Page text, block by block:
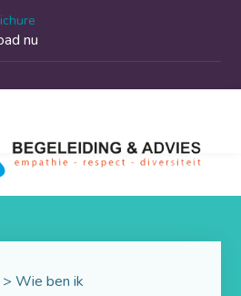
nu
>Wie ben ik